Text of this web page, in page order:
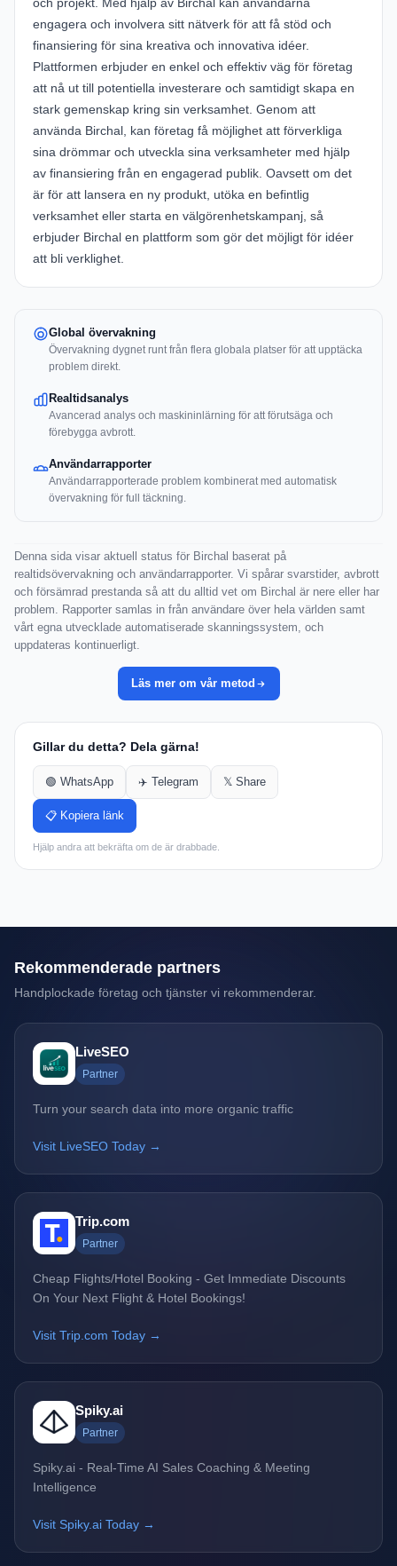
och projekt. Med hjälp av Birchal kan användarna
engagera och involvera sitt nätverk för att få stöd och
finansiering för sina kreativa och innovativa idéer.
Plattformen erbjuder en enkel och effektiv väg för företag
att nå ut till potentiella investerare och samtidigt skapa en
stark gemenskap kring sin verksamhet. Genom att
använda Birchal, kan företag få möjlighet att förverkliga
sina drömmar och utveckla sina verksamheter med hjälp
av finansiering från en engagerad publik. Oavsett om det
är för att lansera en ny produkt, utöka en befintlig
verksamhet eller starta en välgörenhetskampanj, så
erbjuder Birchal en plattform som gör det möjligt för idéer
att bli verklighet.
Global övervakning
Övervakning dygnet runt från flera globala platser för att upptäcka
problem direkt.
Realtidsanalys
Avancerad analys och maskininlärning för att förutsäga och
förebygga avbrott.
Användarrapporter
Användarrapporterade problem kombinerat med automatisk
övervakning för full täckning.
Denna sida visar aktuell status för Birchal baserat på
realtidsövervakning och användarrapporter. Vi spårar svarstider, avbrott
och försämrad prestanda så att du alltid vet om Birchal är nere eller har
problem. Rapporter samlas in från användare över hela världen samt
vårt egna utvecklade automatiserade skanningssystem, och
uppdateras kontinuerligt.
Läs mer om vår metod
Gillar du detta? Dela gärna!
🟢 WhatsApp ✈️ Telegram 𝕏 Share
📋 Kopiera länk
Hjälp andra att bekräfta om de är drabbade.
Rekommenderade partners
Handplockade företag och tjänster vi rekommenderar.
LiveSEO
Partner
Turn your search data into more organic traffic
Visit LiveSEO Today →
Trip.com
Partner
Cheap Flights/Hotel Booking - Get Immediate Discounts
On Your Next Flight & Hotel Bookings!
Visit Trip.com Today →
Spiky.ai
Partner
Spiky.ai - Real-Time AI Sales Coaching & Meeting
Intelligence
Visit Spiky.ai Today →